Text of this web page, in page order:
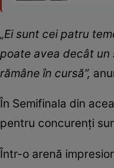
„Ei sunt cei patru
poate avea decât un
rămâne în cursă”,
În Semifinala din
pentru concurenți
Într-o arenă